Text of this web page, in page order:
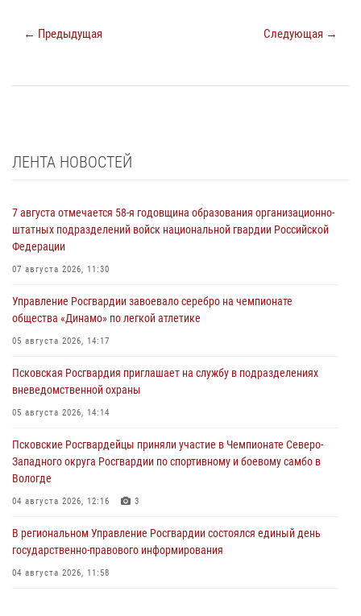
← Предыдущая Следующая →
ЛЕНТА НОВОСТЕЙ
7 августа отмечается 58-я годовщина образования организационно-
штатных подразделений войск национальной гвардии Российской
Федерации
07 августа 2026, 11:30
Управление Росгвардии завоевало серебро на чемпионате
общества «Динамо» по легкой атлетике
05 августа 2026, 14:17
Псковская Росгвардия приглашает на службу в подразделениях
вневедомственной охраны
05 августа 2026, 14:14
Псковские Росгвардейцы приняли участие в Чемпионате Северо-
Западного округа Росгвардии по спортивному и боевому самбо в
Вологде
04 августа 2026, 12:16 3
В региональном Управление Росгвардии состоялся единый день
государственно-правового информирования
04 августа 2026, 11:58